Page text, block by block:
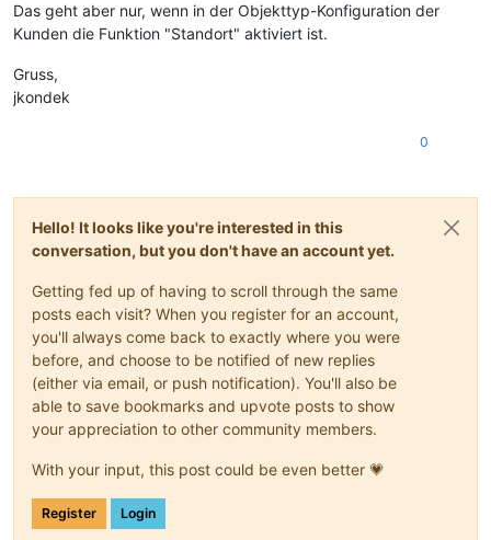
Das geht aber nur, wenn in der Objekttyp-Konfiguration der
Kunden die Funktion "Standort" aktiviert ist.
Gruss,
jkondek
0
Hello! It looks like you're interested in this
conversation, but you don't have an account yet.
Getting fed up of having to scroll through the same
posts each visit? When you register for an account,
you'll always come back to exactly where you were
before, and choose to be notified of new replies
(either via email, or push notification). You'll also be
able to save bookmarks and upvote posts to show
your appreciation to other community members.
With your input, this post could be even better 💗
Register Login